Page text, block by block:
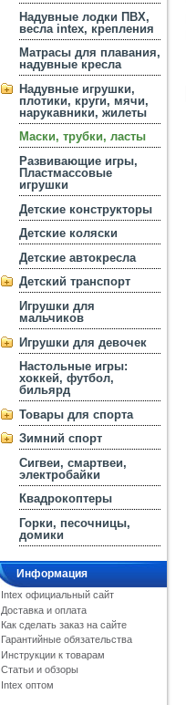
Надувные лодки ПВХ,
весла intex, крепления
Матрасы для плавания,
надувные кресла
Надувные игрушки,
плотики, круги, мячи,
нарукавники, жилеты
Маски, трубки, ласты
Развивающие игры,
Пластмассовые
игрушки
Детские конструкторы
Детские коляски
Детские автокресла
Детский транспорт
Игрушки для
мальчиков
Игрушки для девочек
Настольные игры:
хоккей, футбол,
бильярд
Товары для спорта
Зимний спорт
Сигвеи, смартвеи,
электробайки
Квадрокоптеры
Горки, песочницы,
домики
Информация
Intex официальный сайт
Доставка и оплата
Как сделать заказ на сайте
Гарантийные обязательства
Инструкции к товарам
Статьи и обзоры
Intex оптом